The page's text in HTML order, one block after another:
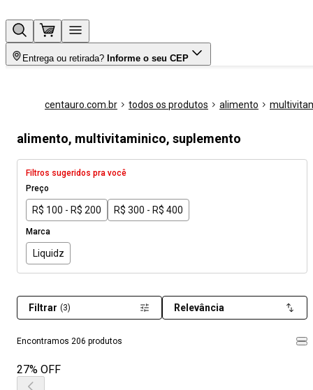
Entrega ou retirada? Informe o seu CEP
centauro.com.br todos os produtos alimento
alimento, multivitaminico, suplemento
Filtros sugeridos pra você
Preço
R$ 100 - R$ 200 R$ 300 - R$ 400
Marca
Liquidz
Encontramos 206 produtos
Filtrar (3) Relevância
27% OFF